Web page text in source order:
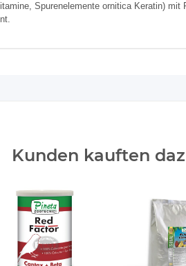
Spurenelemente ornitica Keratin)
Kunden kauften